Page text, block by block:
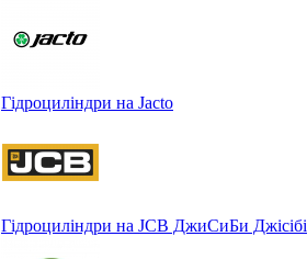
Гідроциліндри на Jacto
Гідроциліндри на JCB ДжиСиБи Джісібі